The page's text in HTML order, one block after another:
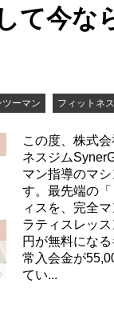
て今な
ツーマン フィットネス
この度、株式
ネスジム
マン指導のマ
す。最先端の
ィスを、完全
ラティスレッ
円が無料にな
常入会金が
てい...